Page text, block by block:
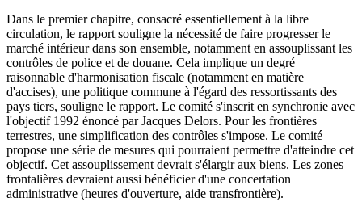
Dans le premier chapitre, consacré essentiellement à la libre
circulation, le rapport souligne la nécessité de faire progresser le
marché intérieur dans son ensemble, notamment en assouplissant les
contrôles de police et de douane. Cela implique un degré
raisonnable d'harmonisation fiscale (notamment en matière
d'accises), une politique commune à l'égard des ressortissants des
pays tiers, souligne le rapport. Le comité s'inscrit en synchronie avec
l'objectif 1992 énoncé par Jacques Delors. Pour les frontières
terrestres, une simplification des contrôles s'impose. Le comité
propose une série de mesures qui pourraient permettre d'atteindre cet
objectif. Cet assouplissement devrait s'élargir aux biens. Les zones
frontalières devraient aussi bénéficier d'une concertation
administrative (heures d'ouverture, aide transfrontière).